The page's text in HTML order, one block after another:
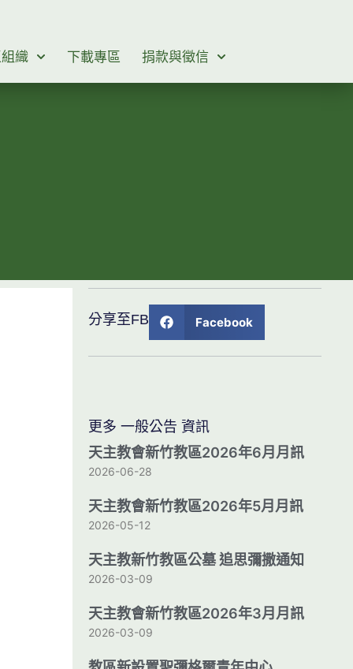
織 下載專區 捐款與徵信
分享至FB Facebook
更多 一般公告 資訊
天主教會新竹教區2026年6月月訊
2026-06-28
天主教會新竹教區2026年5月月訊
2026-05-12
天主教新竹教區公墓 追思彌撒通知
2026-03-09
天主教會新竹教區2026年3月月訊
2026-03-09